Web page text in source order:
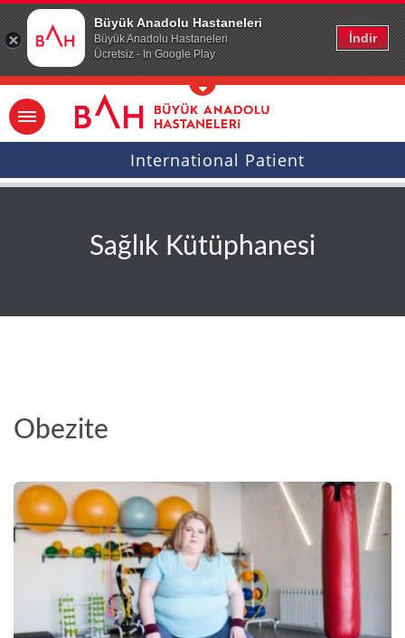
Büyük Anadolu Hastaneleri
Büyük Anadolu Hastaneleri
Ücretsiz - In Google Play
İndir
Ana icerige atla
International Patient
Sağlık Kütüphanesi
Obezite